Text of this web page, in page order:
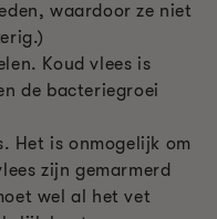
waardoor ze niet
Koud vlees is
de bacteriegroei
Het is onmogelijk om
zijn gemarmerd
wel al het vet